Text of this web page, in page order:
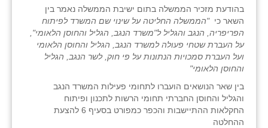
בהודעת מזכיר הממשלה בתום ישיבת הממשלה נאמר בין
השאר כי"הממשלה החליטה על שינוי שם המשרד לפיתוח
הפריפריה, הנגב והגליל ל"משרד הנגב, הגליל והחוסן הלאומי",
על העברת שטחי פעולה למשרד הנגב, הגליל והחוסן הלאומי
ועל העברת סמכויות הנתונות על פי חוק, לשר הנגב, הגליל
והחוסן הלאומי"
בין שאר הנושאים הועברו לתחומי פעילות המשרד הנגב
והגליל והחוסן החברתי תחומי הרשות לתכנון ופיתוח
החקלאות ההתיישבות והכפר כמפורט בסעיף 6 להצעת
ההחלטה